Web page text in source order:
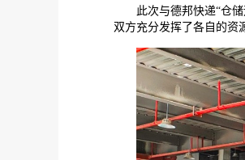
此次与德邦快递“仓
双方充分发挥了各自的资